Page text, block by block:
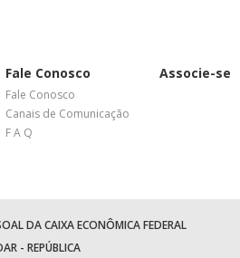
Fale Conosco
Fale Conosco
Canais de Comunicação
F A Q
Associe-se
DA CAIXA ECONÔMICA FEDERAL
- REPÚBLICA